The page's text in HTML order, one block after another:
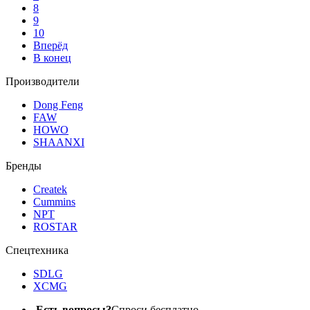
8
9
10
Вперёд
В конец
Производители
Dong Feng
FAW
HOWO
SHAANXI
Бренды
Createk
Cummins
NPT
ROSTAR
Спецтехника
SDLG
XCMG